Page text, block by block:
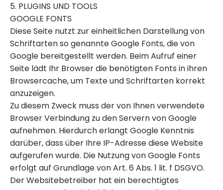
5. PLUGINS UND TOOLS
GOOGLE FONTS
Diese Seite nutzt zur einheitlichen Darstellung von
Schriftarten so genannte Google Fonts, die von
Google bereitgestellt werden. Beim Aufruf einer
Seite lädt Ihr Browser die benötigten Fonts in ihren
Browsercache, um Texte und Schriftarten korrekt
anzuzeigen.
Zu diesem Zweck muss der von Ihnen verwendete
Browser Verbindung zu den Servern von Google
aufnehmen. Hierdurch erlangt Google Kenntnis
darüber, dass über Ihre IP-Adresse diese Website
aufgerufen wurde. Die Nutzung von Google Fonts
erfolgt auf Grundlage von Art. 6 Abs. 1 lit. f DSGVO.
Der Websitebetreiber hat ein berechtigtes